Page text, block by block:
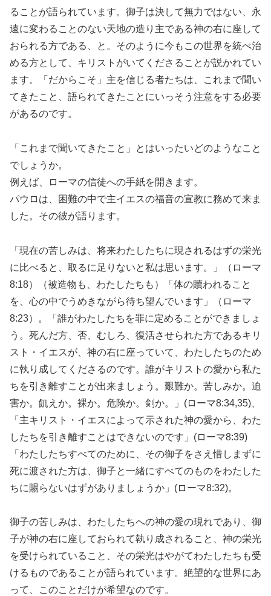
ることが語られています。御子は決して無力ではない、永
遠に変わることのない天地の造り主である神の右に座して
おられる方である、と。そのように今もこの世界を統べ治
める方として、キリストがいてくださることが説かれてい
ます。「だからこそ」主を信じる者たちは、これまで聞い
てきたこと、語られてきたことにいっそう注意をする必要
があるのです。
「これまで聞いてきたこと」とはいったいどのようなこと
でしょうか。
例えば、ローマの信徒への手紙を開きます。
パウロは、困難の中で主イエスの福音の宣教に務めて来ま
した。その彼が語ります。
「現在の苦しみは、将来わたしたちに現されるはずの栄光
に比べると、取るに足りないと私は思います。」（ローマ
8:18）（被造物も、わたしたちも）「体の贖われること
を、心の中でうめきながら待ち望んでいます」（ローマ
8:23）。「誰がわたしたちを罪に定めることができましょ
う。死んだ方、否、むしろ、復活させられた方であるキリ
スト・イエスが、神の右に座っていて、わたしたちのため
に執り成してくださるのです。誰がキリストの愛から私た
ちを引き離すことが出来ましょう。艱難か。苦しみか。迫
害か。飢えか。裸か。危険か。剣か。」(ローマ8:34,35)、
「主キリスト・イエスによって示された神の愛から、わた
したちを引き離すことはできないのです」(ローマ8:39)
「わたしたちすべてのために、その御子をさえ惜しまずに
死に渡された方は、御子と一緒にすべてのものをわたした
ちに賜らないはずがありましょうか」(ローマ8:32)。
御子の苦しみは、わたしたちへの神の愛の現れであり、御
子が神の右に座しておられて執り成されること、神の栄光
を受けられていること、その栄光はやがてわたしたちも受
けるものであることが語られています。絶望的な世界にあ
って、このことだけが希望なのです。